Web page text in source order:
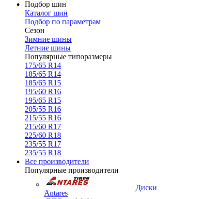
Подбор шин
Каталог шин
Подбор по параметрам
Сезон
Зимние шины
Летние шины
Популярные типоразмеры
175/65 R14
185/65 R14
185/65 R15
195/60 R16
195/65 R15
205/55 R16
215/55 R16
215/60 R17
225/60 R18
235/55 R17
235/55 R18
Все производители
Популярные производители
Antares
Диски